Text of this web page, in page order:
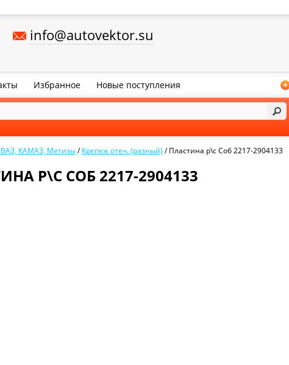
info@autovektor.su
Избранное Новые поступления +
ВАЗ, КАМАЗ, Метизы/Крепеж отеч. (разный) /Пластина р\с Соб 2217-2904133
Р\С СОБ 2217-2904133